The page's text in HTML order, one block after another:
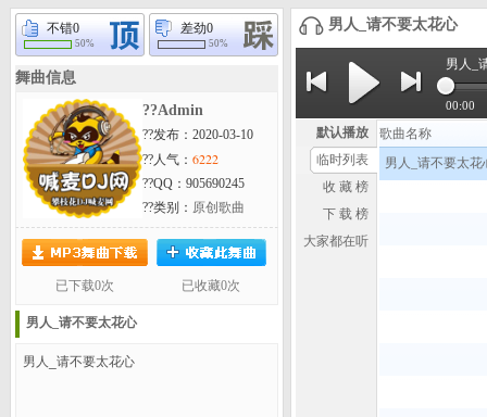
不错0
50%
差劲0
50%
舞曲信息
??Admin
??发布：2020-03-10
??人气： 6222
??QQ：905690245
??类别： 原创歌曲
已下载0次 已收藏0次
男人_请不要太花心
男人_请不要太花心
男人_请不要太花心
男人_
00:00
默认播放
临时列表
收 藏 榜
下 载 榜
大家都在听
歌曲名称
男人_请不要太花